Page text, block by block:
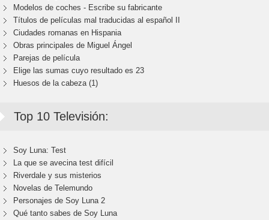
Modelos de coches - Escribe su fabricante
Títulos de películas mal traducidas al español II
Ciudades romanas en Hispania
Obras principales de Miguel Ángel
Parejas de película
Elige las sumas cuyo resultado es 23
Huesos de la cabeza (1)
Top 10 Televisión:
Soy Luna: Test
La que se avecina test difícil
Riverdale y sus misterios
Novelas de Telemundo
Personajes de Soy Luna 2
Qué tanto sabes de Soy Luna